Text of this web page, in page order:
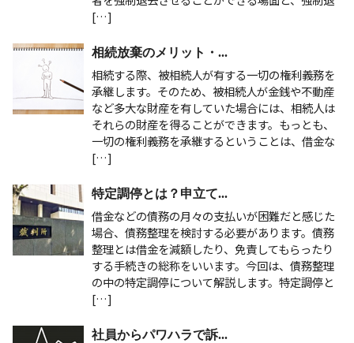
[…]
相続放棄のメリット・...
相続する際、被相続人が有する一切の権利義務を
承継します。そのため、被相続人が金銭や不動産
など多大な財産を有していた場合には、相続人は
それらの財産を得ることができます。もっとも、
一切の権利義務を承継するということは、借金な
[…]
特定調停とは？申立て...
借金などの債務の月々の支払いが困難だと感じた
場合、債務整理を検討する必要があります。債務
整理とは借金を減額したり、免責してもらったり
する手続きの総称をいいます。今回は、債務整理
の中の特定調停について解説します。特定調停と
[…]
社員からパワハラで訴...